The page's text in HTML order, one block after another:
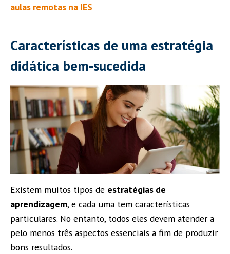
aulas remotas na IES
Características de uma estratégia
didática bem-sucedida
Existem muitos tipos de estratégias de
aprendizagem, e cada uma tem características
particulares. No entanto, todos eles devem atender a
pelo menos três aspectos essenciais a fim de produzir
bons resultados.